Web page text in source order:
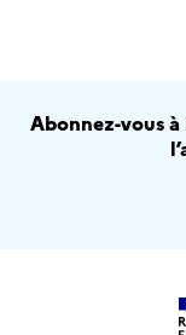
Abonnez-vous